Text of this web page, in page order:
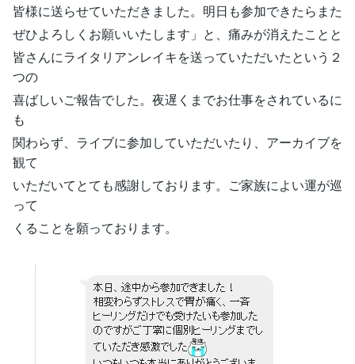
皆様に送らせていただきました。明日も参加できたらまた
ぜひよろしくお願いいたします」と、痛みが消えたことと
皆さんにライタリアンレイキを送っていただいたという２
つの
喜ばしいご報告でした。夜遅くまでお仕事をされているに
も
関わらず、ライブに参加していただいたり、アーカイブを
観て
いただいてとても感謝しております。ご家族によい運が巡
って
くることを願っております。